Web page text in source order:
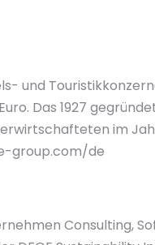
und
Das 1927
im
group.com/de
Consulting,